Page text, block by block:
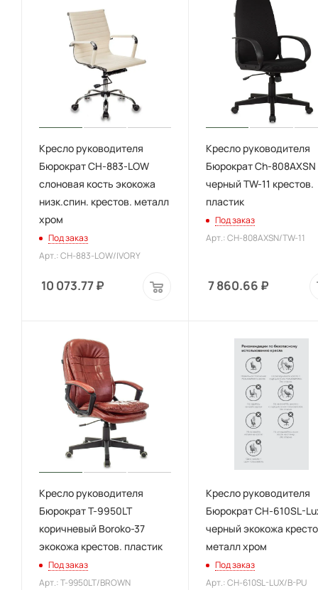
Кресло руководителя
Бюрократ CH-883-LOW
слоновая кость экокожа
низк.спин. крестов. металл
хром
Под заказ
Арт.: CH-883-LOW/IVORY
10 073.77₽
Кресло руководителя
Бюрократ Ch-808AXSN
черный TW-11 крестов.
пластик
Под заказ
Арт.: CH-808AXSN/TW-11
7 860.66 ₽
Кресло руководителя
Бюрократ T-9950LT
коричневый Boroko-37
экокожа крестов. пластик
Под заказ
Арт.: T-9950LT/BROWN
Кресло руководителя
Бюрократ CH-610SL-
черный экокожа
металл хром
Под заказ
Арт.: CH-610SL-LUX/B-PU